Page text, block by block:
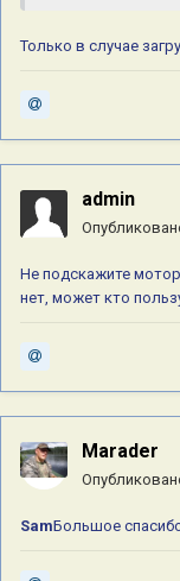
Только в случае
admin
Не подскажите
нет, может кто
Marader
SamБольшое